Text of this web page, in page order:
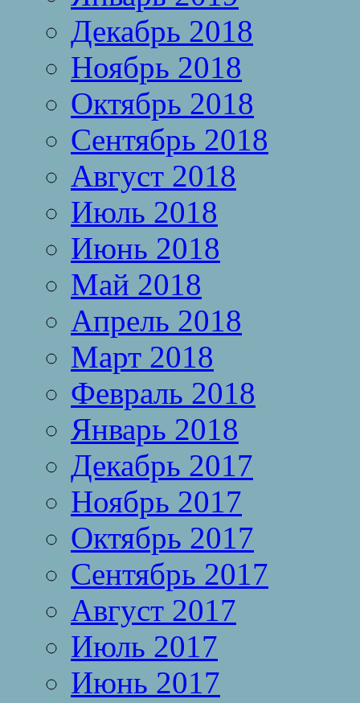
Декабрь 2018
Ноябрь 2018
Октябрь 2018
Сентябрь 2018
Август 2018
Июль 2018
Июнь 2018
Май 2018
Апрель 2018
Март 2018
Февраль 2018
Январь 2018
Декабрь 2017
Ноябрь 2017
Октябрь 2017
Сентябрь 2017
Август 2017
Июль 2017
Июнь 2017